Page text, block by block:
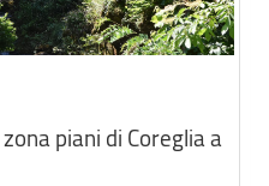
piani di Coreglia a